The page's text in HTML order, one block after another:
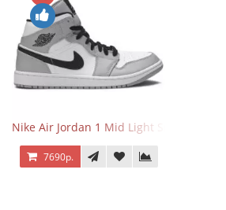
Nike Air Jordan 1 Mid Light Smoke Grey
7690р.